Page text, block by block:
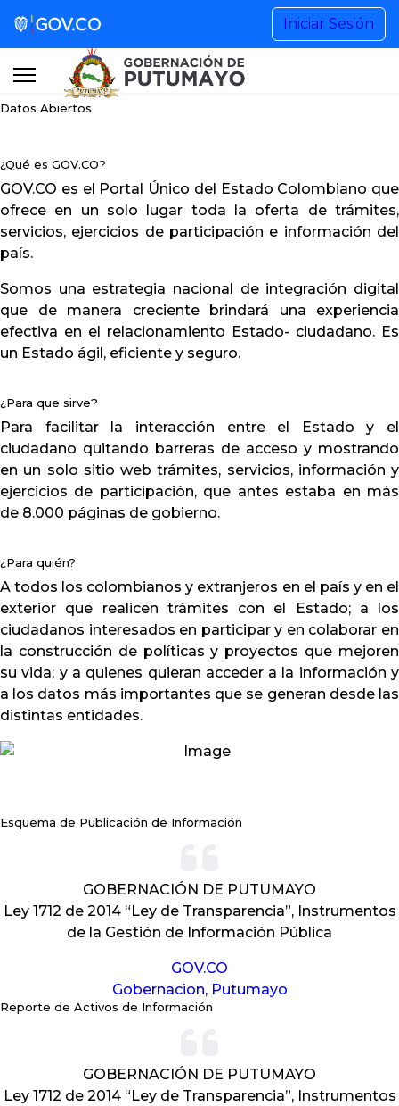
Iniciar Sesión
de Gobierno
Participa
Buscar...
Lunes a Viernes
Datos Abiertos
¿Qué es GOV.CO?
GOV.CO es el Portal Único del Estado Colombiano que
ofrece en un solo lugar toda la oferta de trámites,
servicios, ejercicios de participación e información del
país.
Somos una estrategia nacional de integración digital
que de manera creciente brindará una experiencia
efectiva en el relacionamiento Estado- ciudadano. Es
un Estado ágil, eficiente y seguro.
¿Para que sirve?
Para facilitar la interacción entre el Estado y el
ciudadano quitando barreras de acceso y mostrando
en un solo sitio web trámites, servicios, información y
ejercicios de participación, que antes estaba en más
de 8.000 páginas de gobierno.
¿Para quién?
A todos los colombianos y extranjeros en el país y en el
exterior que realicen trámites con el Estado; a los
ciudadanos interesados en participar y en colaborar en
la construcción de políticas y proyectos que mejoren
su vida; y a quienes quieran acceder a la información y
a los datos más importantes que se generan desde las
distintas entidades.
Esquema de Publicación de Información
GOBERNACIÓN DE PUTUMAYO
Ley 1712 de 2014 “Ley de Transparencia”, Instrumentos
de la Gestión de Información Pública
GOV.CO
Gobernacion, Putumayo
Reporte de Activos de Información
GOBERNACIÓN DE PUTUMAYO
Ley 1712 de 2014 “Ley de Transparencia”, Instrumentos